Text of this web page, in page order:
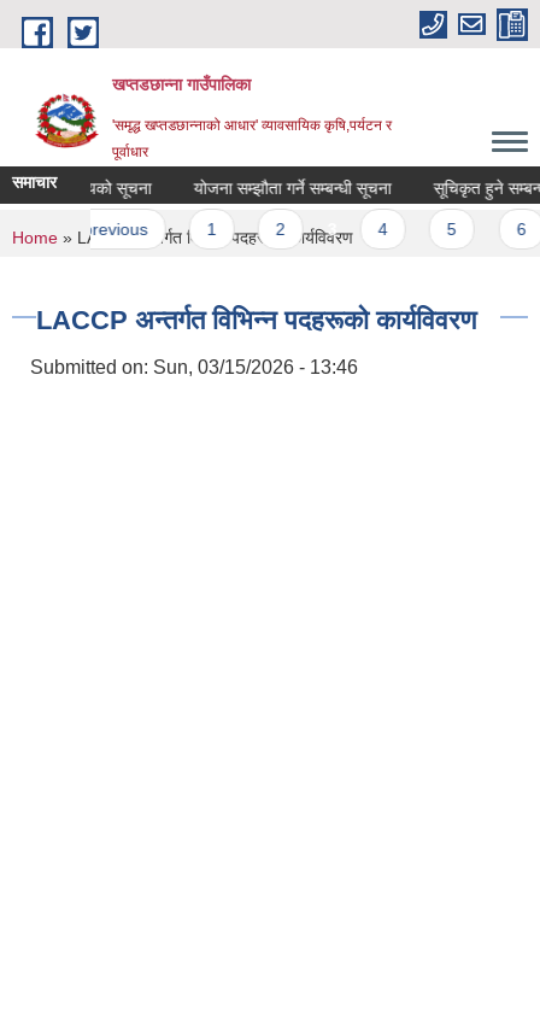
Skip to main content
खप्तडछान्ना गाउँपालिका
'समृद्ध खप्तडछान्नाको आधार' व्यावसायिक कृषि,पर्यटन र
पूर्वाधार
समाचार
गर्ने आशयको सूचना योजना सम्झौता गर्ने सम्बन्धी सूचना सूचिकृत हुने सम्बन्धी
‹ previous 1 2 3
You are here
Home » LACCP अन्तर्गत विभिन्न पदहरूको कार्यविवरण
LACCP अन्तर्गत विभिन्न पदहरूको कार्यविवरण
Submitted on: Sun, 03/15/2026 - 13:46